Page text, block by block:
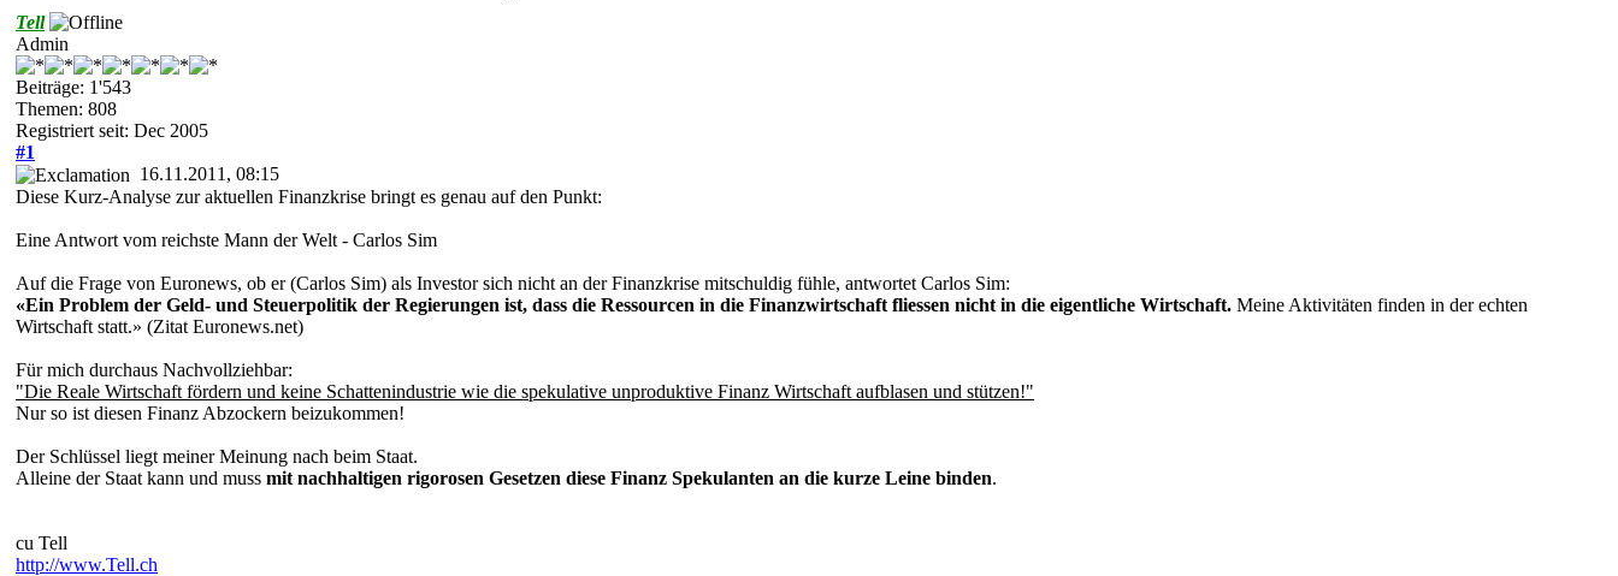
Tell
Admin
Beiträge: 1'543
Themen: 808
Registriert seit: Dec 2005
#1
16.11.2011, 08:15
Diese Kurz-Analyse zur aktuellen Finanzkrise bringt es genau auf den Punkt:
Eine Antwort vom reichste Mann der Welt - Carlos Sim
Auf die Frage von Euronews, ob er (Carlos Sim) als Investor sich nicht an der Finanzkrise mitschuldig fühle, antwortet Carlos Sim:
«Ein Problem der Geld- und Steuerpolitik der Regierungen ist, dass die Ressourcen in die Finanzwirtschaft fliessen nicht in die eigentliche Wirtschaft. Meine Aktivitäten finden in der echten
Wirtschaft statt.» (Zitat Euronews.net)
Für mich durchaus Nachvollziehbar:
"Die Reale Wirtschaft fördern und keine Schattenindustrie wie die spekulative unproduktive Finanz Wirtschaft aufblasen und stützen!"
Nur so ist diesen Finanz Abzockern beizukommen!
Der Schlüssel liegt meiner Meinung nach beim Staat.
Alleine der Staat kann und muss mit nachhaltigen rigorosen Gesetzen diese Finanz Spekulanten an die kurze Leine binden.
cu Tell
http://www.Tell.ch